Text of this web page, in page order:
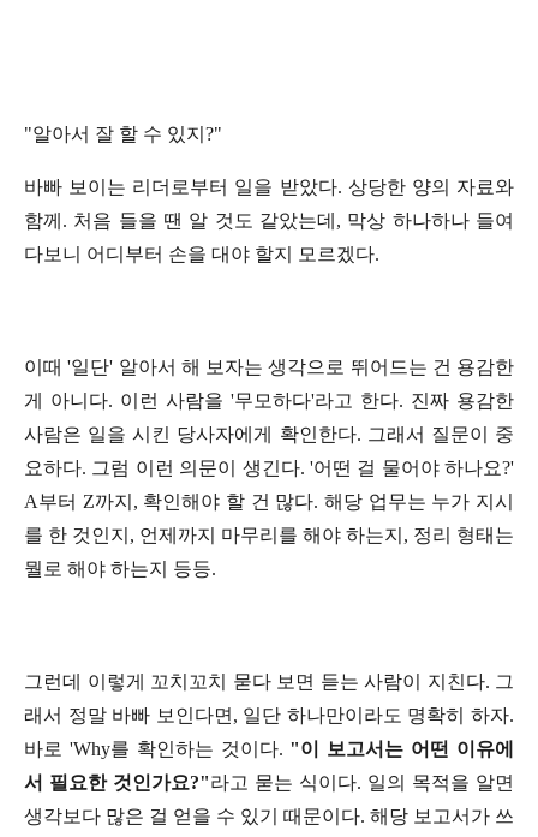
"알아서 잘 할 수 있지?"
바빠 보이는 리더로부터 일을 받았다. 상당한 양의 자료와
함께. 처음 들을 땐 알 것도 같았는데, 막상 하나하나 들여
다보니 어디부터 손을 대야 할지 모르겠다.
이때 '일단' 알아서 해 보자는 생각으로 뛰어드는 건 용감한
게 아니다. 이런 사람을 '무모하다'라고 한다. 진짜 용감한
사람은 일을 시킨 당사자에게 확인한다. 그래서 질문이 중
요하다. 그럼 이런 의문이 생긴다. '어떤 걸 물어야 하나요?'
A부터 Z까지, 확인해야 할 건 많다. 해당 업무는 누가 지시
를 한 것인지, 언제까지 마무리를 해야 하는지, 정리 형태는
뭘로 해야 하는지 등등.
그런데 이렇게 꼬치꼬치 묻다 보면 듣는 사람이 지친다. 그
래서 정말 바빠 보인다면, 일단 하나만이라도 명확히 하자.
바로 'Why를 확인하는 것이다. "이 보고서는 어떤 이유에
서 필요한 것인가요?"라고 묻는 식이다. 일의 목적을 알면
생각보다 많은 걸 얻을 수 있기 때문이다. 해당 보고서가 쓰